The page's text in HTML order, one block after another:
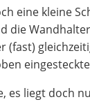
eine kleine
die
(fast)
es liegt doch